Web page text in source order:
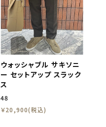
ウォッシャブル サキソニ
ー セットアップ スラック
ス
48
￥20,900(税込)